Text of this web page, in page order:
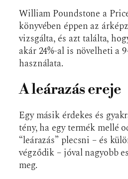
William Poundstone a
könyvében éppen az
vizsgálta, és azt találta,
akár 24%-al is növelheti a
használata.
A leárazás ereje
Egy másik érdekes és
tény, ha egy termék mellé
“leárazás” plecsni – és
végződik – jóval nagyobb
meg.